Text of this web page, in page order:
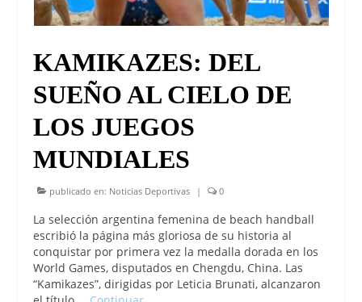
KAMIKAZES: DEL
SUEÑO AL CIELO DE
LOS JUEGOS
MUNDIALES
publicado en: Noticias Deportivas | 0
La selección argentina femenina de beach handball
escribió la página más gloriosa de su historia al
conquistar por primera vez la medalla dorada en los
World Games, disputados en Chengdu, China. Las
“Kamikazes”, dirigidas por Leticia Brunati, alcanzaron